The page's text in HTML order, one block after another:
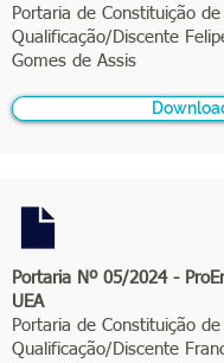
Portaria de Constituição
Qualificação/Discente
Gomes de Assis
Portaria Nº 05/2024 -
UEA
Portaria de Constituição
Qualificação/Discente